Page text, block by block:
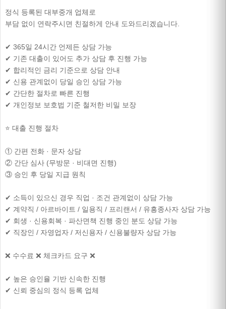
정식 등록된 대부중개 업체로
부담 없이 연락주시면 친절하게 안내 도와드리겠습니다.
✔ 365일 24시간 언제든 상담 가능
✔ 기존 대출이 있어도 추가 상담 후 진행 가능
✔ 합리적인 금리 기준으로 상담 안내
✔ 신용 관계없이 당일 승인 상담 가능
✔ 간단한 절차로 빠른 진행
✔ 개인정보 보호법 기준 철저한 비밀 보장
⭐ 대출 진행 절차
① 간편 전화 · 문자 상담
② 간단 심사 (무방문 · 비대면 진행)
③ 승인 후 당일 지급 원칙
✔ 소득이 있으신 경우 직업 · 조건 관계없이 상담 가능
✔ 계약직 / 아르바이트 / 일용직 / 프리랜서 / 유흥종사자 상담 가능
✔ 회생 · 신용회복 · 파산면책 진행 중인 분도 상담 가능
✔ 직장인 / 자영업자 / 저신용자 / 신용불량자 상담 가능
❌ 수수료 ❌ 체크카드 요구 ❌
✔ 높은 승인율 기반 신속한 진행
✔ 신뢰 중심의 정식 등록 업체